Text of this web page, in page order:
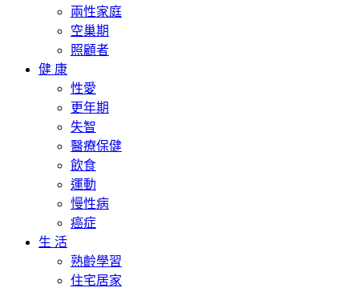
兩性家庭
空巢期
照顧者
健 康
性愛
更年期
失智
醫療保健
飲食
運動
慢性病
癌症
生 活
熟齡學習
住宅居家